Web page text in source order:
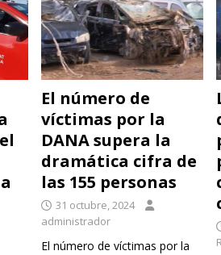
El número de
víctimas por la
DANA supera la
dramática cifra de
las 155 personas
31 octubre, 2024
administrador
El número de víctimas por la